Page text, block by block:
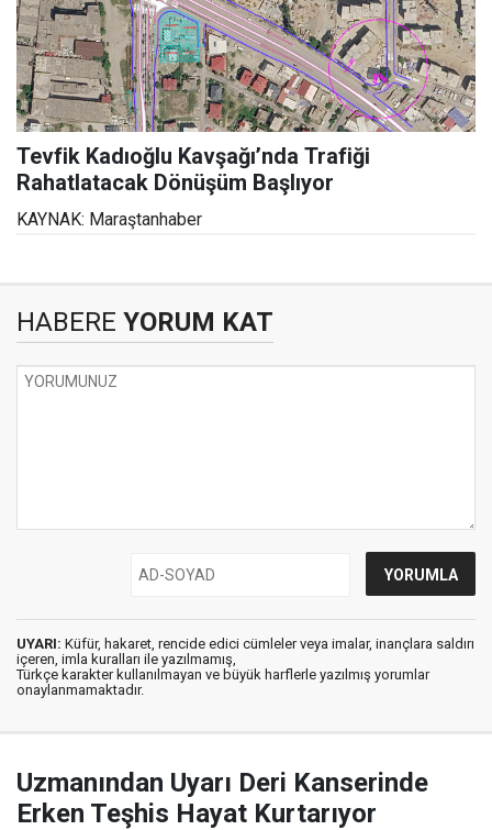
Tevfik Kadıoğlu Kavşağı’nda Trafiği
Rahatlatacak Dönüşüm Başlıyor
KAYNAK: Maraştanhaber
HABERE YORUM KAT
UYARI: Küfür, hakaret, rencide edici cümleler veya imalar, inançlara saldırı
içeren, imla kuralları ile yazılmamış,
Türkçe karakter kullanılmayan ve büyük harflerle yazılmış yorumlar
onaylanmamaktadır.
Uzmanından Uyarı Deri Kanserinde
Erken Teşhis Hayat Kurtarıyor